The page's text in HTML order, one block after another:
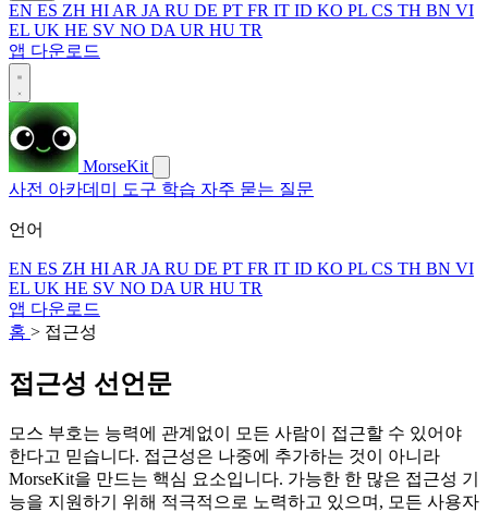
EN ES ZH HI AR JA RU DE PT FR IT ID KO PL CS TH BN VI
EL UK HE SV NO DA UR HU TR
앱 다운로드
MorseKit
사전 아카데미 도구 학습 자주 묻는 질문
언어
EN ES ZH HI AR JA RU DE PT FR IT ID KO PL CS TH BN VI
EL UK HE SV NO DA UR HU TR
앱 다운로드
홈 > 접근성
접근성 선언문
모스 부호는 능력에 관계없이 모든 사람이 접근할 수 있어야
한다고 믿습니다. 접근성은 나중에 추가하는 것이 아니라
MorseKit을 만드는 핵심 요소입니다. 가능한 한 많은 접근성 기
능을 지원하기 위해 적극적으로 노력하고 있으며, 모든 사용자